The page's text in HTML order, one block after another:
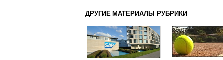
ДРУГИЕ МАТЕРИАЛЫ РУБРИКИ